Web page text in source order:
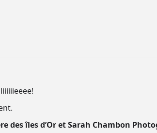
des îles d’Or et Sarah Chambon